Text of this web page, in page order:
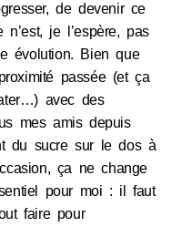
de devenir ce
je l’espère, pas
évolution. Bien que
passée (et ça
avec des
mes amis depuis
du sucre sur le dos à
ça ne change
pour moi : il faut
faire pour